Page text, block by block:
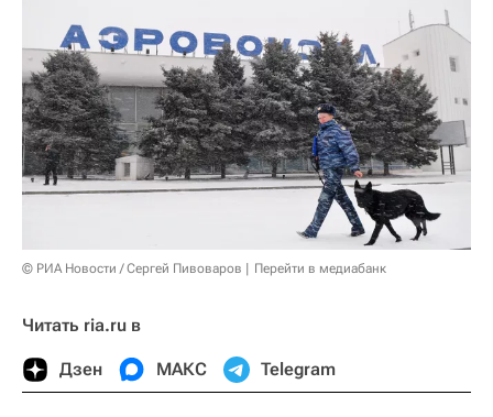
© РИА Новости / Сергей Пивоваров Перейти в медиабанк
Читать ria.ru в
Дзен МАКС Telegram